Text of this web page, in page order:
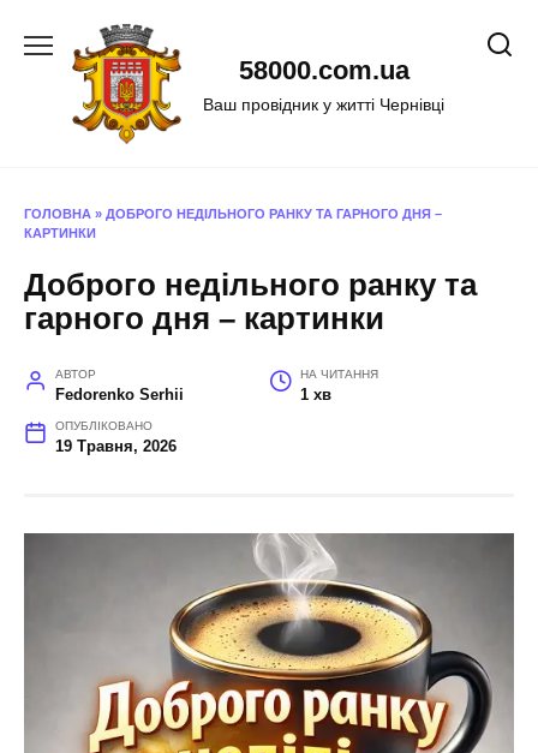
58000.com.ua
Ваш провідник у житті Чернівці
ГОЛОВНА » ДОБРОГО НЕДІЛЬНОГО РАНКУ ТА ГАРНОГО ДНЯ –
КАРТИНКИ
Доброго недільного ранку та
гарного дня – картинки
АВТОР
Fedorenko Serhii
НА ЧИТАННЯ
1 хв
ОПУБЛІКОВАНО
19 Травня, 2026